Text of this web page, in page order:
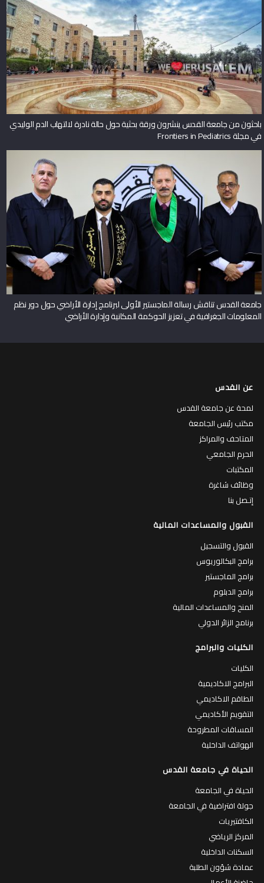
باحثون من جامعة القدس ينشرون ورقة بحثية حول حالة نادرة لالتهاب الدم الوليدي
في مجلة Frontiers in Pediatrics
جامعة القدس تناقش رسالة الماجستير الأولى لبرنامج إدارة الأراضي حول دور نظم
المعلومات الجغرافية في تعزيز الحوكمة المكانية وإدارة الأراضي
عن القدس
لمحة عن جامعة القدس
مكتب رئيس الجامعة
المتاحف والمراكز
الحرم الجامعي
المكتبات
وظائف شاغرة
إتـصل بنا
القبول والمساعدات المالية
القبول والتسجيل
برامج البكالوريوس
برامج الماجستير
برامج الدبلوم
المنح والمساعدات المالية
برنامج الزائر الدولي
الكليات والبرامج
الكليات
البرامج الاكاديمية
الطاقم الاكاديمي
التقويم الأكاديمي
المساقات المطروحة
الهواتف الداخلية
الحياة في جامعة القدس
الحياة في الجامعة
جولة افتراضية في الجامعة
الكافتيريات
المركز الرياضي
السكنات الداخلية
عمادة شؤون الطلبة